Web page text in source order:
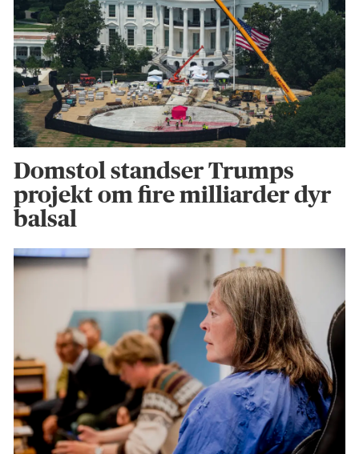
Domstol standser Trumps
projekt om fire milliarder dyr
balsal